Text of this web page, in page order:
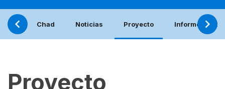
Chad Noticias Proyecto Informe
Proyecto